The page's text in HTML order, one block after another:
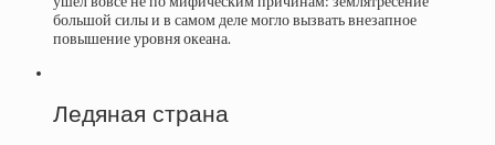
большой силы и в самом деле могло вызвать внезапное
повышение уровня океана.
Ледяная страна